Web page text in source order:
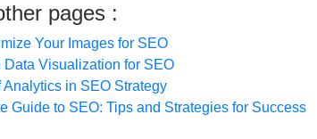
pages :
Your Images for SEO
Data Visualization for SEO
Analytics in SEO Strategy
Guide to SEO: Tips and Strategies for Success